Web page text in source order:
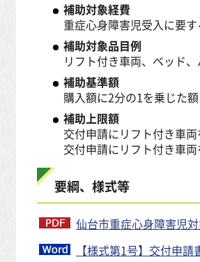
補助対象経費
重症心身障害児受入に要
補助対象品目例
リフト付き車両、ベッド
補助基準額
購入額に2分の1を乗じた額
補助上限額
交付申請にリフト付き車
交付申請にリフト付き車
要綱、様式等
仙台市重症心身障害児
【様式第1号】交付申請